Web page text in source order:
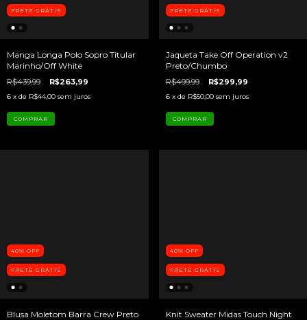
FRETE GRÁTIS
Manga Longa Polo Sopro Titular
Marinho/Off White
R$439,99 R$263,99
6 x de R$44,00 sem juros
COMPRAR
FRETE GRÁTIS
Jaqueta Take Off Operation v2
Preto/Chumbo
R$499,99 R$299,99
6 x de R$50,00 sem juros
COMPRAR
40% OFF
FRETE GRÁTIS
Blusa Moletom Barra Crew Preto
40% OFF
FRETE GRÁTIS
Knit Sweater Midas Touch Night